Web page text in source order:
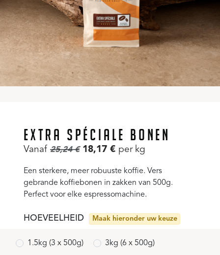
EXTRA SPÉCIALE BONEN
Vanaf 25,24€ 18,17 € per kg
Een sterkere, meer robuuste koffie. Vers
gebrande koffiebonen in zakken van 500g.
Perfect voor elke espressomachine.
HOEVEELHEID Maak hieronder uw keuze
1.5kg (3 x 500g) 3kg (6 x 500g)